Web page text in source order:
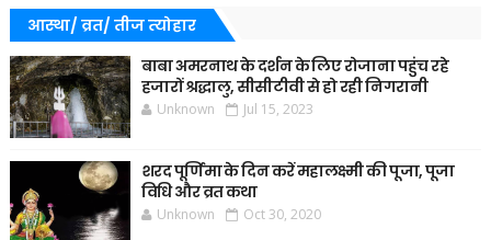
आस्था/ व्रत/ तीज त्‍योहार
बाबा अमरनाथ के दर्शन के लिए रोजाना पहुंच रहे
हजारों श्रद्धालु, सीसीटीवी से हो रही निगरानी
Unknown Jul 15, 2023
शरद पूर्णिमा के दिन करें महालक्ष्मी की पूजा, पूजा
विधि और व्रत कथा
Unknown Oct 30, 2020